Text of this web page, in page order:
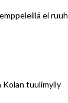
ei
Kolan tuulimylly